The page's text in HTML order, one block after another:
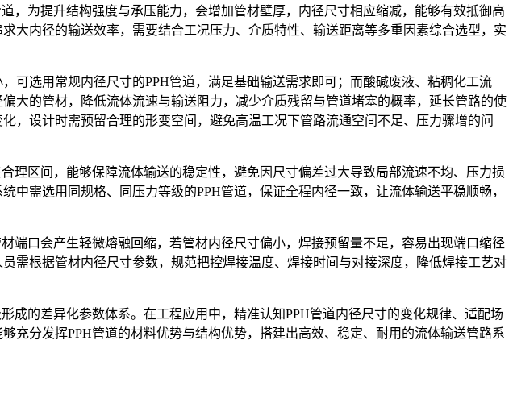
，为提升结构强度与承压能力，会增加管材壁厚，内径尺寸相应缩减，能够有效抵御高
大内径的输送效率，需要结合工况压力、介质特性、输送距离等多重因素综合选型，实
可选用常规内径尺寸的PPH管道，满足基础输送需求即可；而酸碱废液、粘稠化工流
大的管材，降低流体流速与输送阻力，减少介质残留与管道堵塞的概率，延长管路的使
，设计时需预留合理的形变空间，避免高温工况下管路流通空间不足、压力骤增的问
理区间，能够保障流体输送的稳定性，避免因尺寸偏差过大导致局部流速不均、压力损
需选用同规格、同压力等级的PPH管道，保证全程内径一致，让流体输送平稳顺畅，
端口会产生轻微熔融回缩，若管材内径尺寸偏小，焊接预留量不足，容易出现端口缩径
需根据管材内径尺寸参数，规范把控焊接温度、焊接时间与对接深度，降低焊接工艺对
的差异化参数体系。在工程应用中，精准认知PPH管道内径尺寸的变化规律、适配场
充分发挥PPH管道的材料优势与结构优势，搭建出高效、稳定、耐用的流体输送管路系